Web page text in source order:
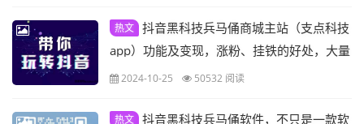
热文 抖音黑科技兵马俑商城主站（支点科技
app）功能及变现，涨粉、挂铁的好处，大量
招募合伙人
2024-10-25 50532 阅读
热文 抖音黑科技兵马俑软件，不只是一款软